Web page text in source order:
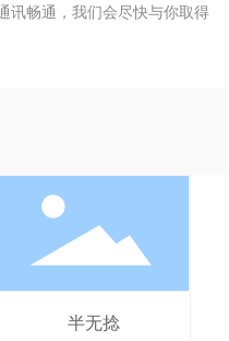
讯畅通，我们会尽快与你取得
半无捻